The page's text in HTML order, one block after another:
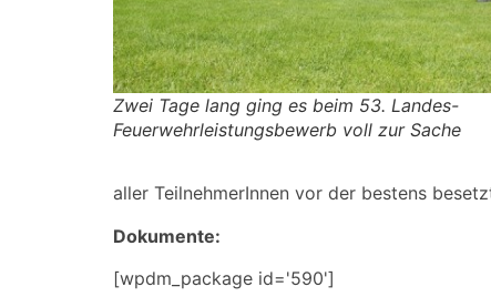
Zwei Tage lang ging es beim 53. Landes-
Feuerwehrleistungsbewerb voll zur Sache
aller TeilnehmerInnen vor der bestens
Dokumente:
[wpdm_package id='590']